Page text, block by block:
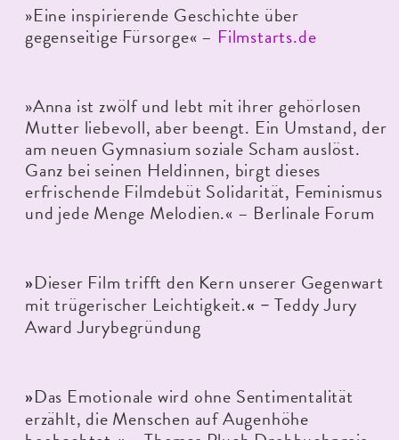
»Eine inspirierende Geschichte über
gegenseitige Fürsorge« – Filmstarts.de
»Anna ist zwölf und lebt mit ihrer gehörlosen
Mutter liebevoll, aber beengt. Ein Umstand, der
am neuen Gymnasium soziale Scham auslöst.
Ganz bei seinen Heldinnen, birgt dieses
erfrischende Filmdebüt Solidarität, Feminismus
und jede Menge Melodien.« – Berlinale Forum
»Dieser Film trifft den Kern unserer Gegenwart
mit trügerischer Leichtigkeit.« –Teddy Jury
Award Jurybegründung
»Das Emotionale wird ohne Sentimentalität
erzählt, die Menschen auf Augenhöhe